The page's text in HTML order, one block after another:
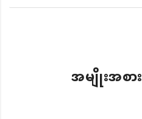
အမျိုးအစာ